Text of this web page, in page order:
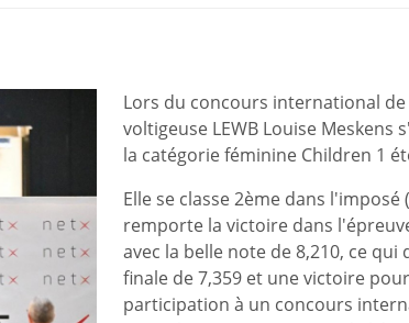
Lors du concours international
voltigeuse LEWB Louise Meskens
la catégorie féminine Children 1
Elle se classe 2ème dans l'imposé
remporte la victoire dans
avec la belle note de 8,210, ce
finale de 7,359 et une victoire
participation à un concours